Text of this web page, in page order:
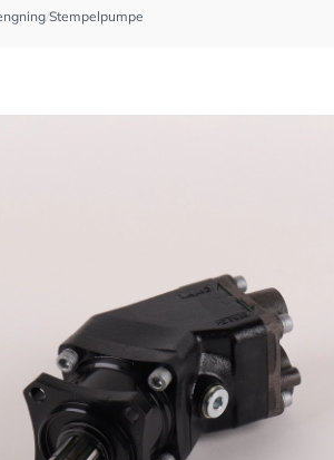
/Stempelpumpe